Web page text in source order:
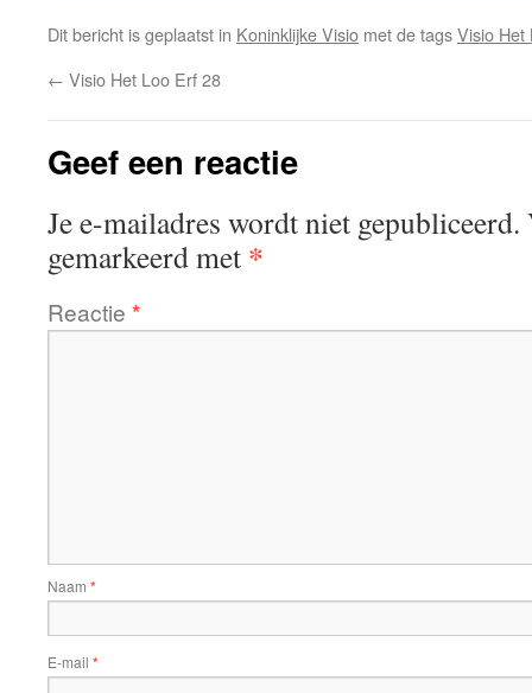
Dit bericht is geplaatst in Koninklijke Visio met de tagsVisio Het
← Visio Het Loo Erf 28
Geef een reactie
Je e-mailadres wordt niet gepubliceerd.
gemarkeerd met *
Reactie *
Naam *
E-mail *